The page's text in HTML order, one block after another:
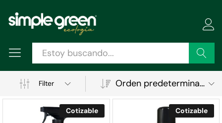
Buscar
Filter Orden predeterminado
Cotizable Cotizable